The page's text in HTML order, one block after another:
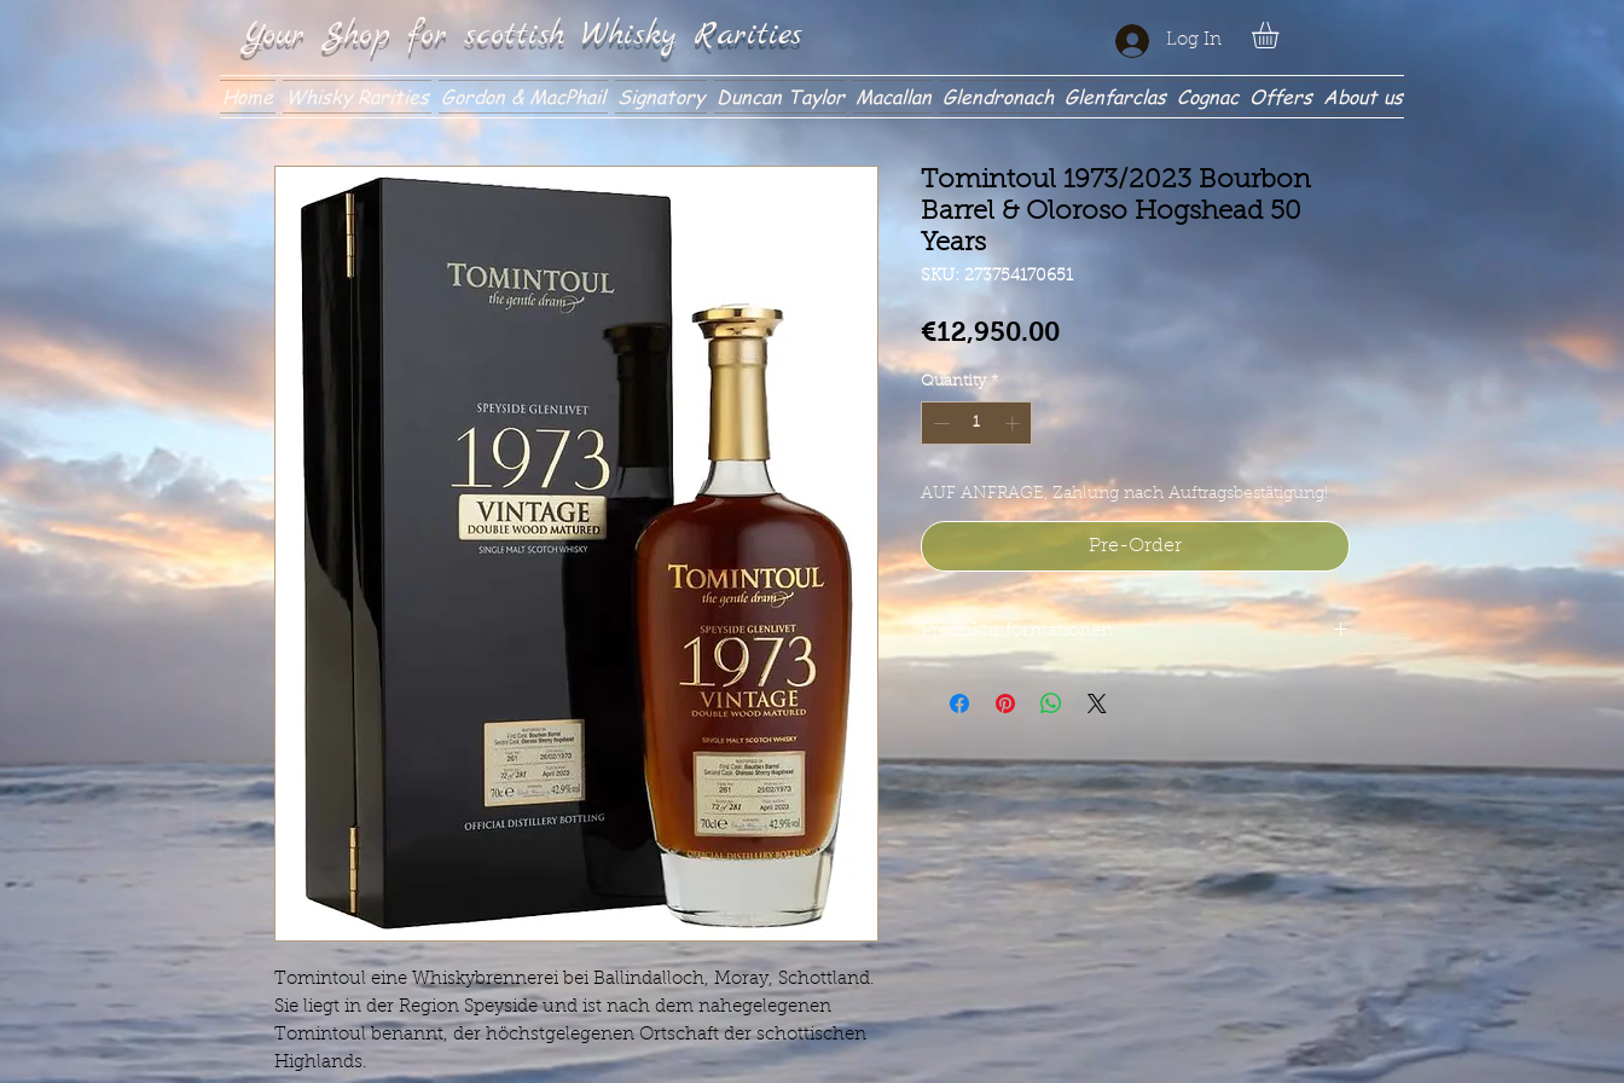
Your Shop for scottish Whisky Rarities Log In
Home Whisky Rarities Gordon & MacPhail Signatory Duncan Taylor Macallan Glendronach Glenfarclas Cognac Offers About us
Tomintoul eine Whiskybrennerei bei Ballindalloch, Moray, Schottland.
Sie liegt in der Region Speyside und ist nach dem nahegelegenen
Tomintoul benannt, der höchstgelegenen Ortschaft der schottischen
Highlands.
Tomintoul 1973/2023 Bourbon
Barrel & Oloroso Hogshead 50
Years
SKU: 273754170651
€12,950.00Price
Quantity *
AUF ANFRAGE, Zahlung nach Auftragsbestätigung!
Pre-Order
Produktinformationen
Vintage 1973
Distillery Bottling
50 Years old
Bourbon Barrel & Oloroso Hogshead
Cask 261
Number of bottles 281
42.9% / 0,7L
0.7 Liter (18.500€ * / 1 Liter) inkl. MwSt.
Zahlung nur per Überweisung möglich.